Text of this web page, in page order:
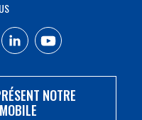
NOTRE